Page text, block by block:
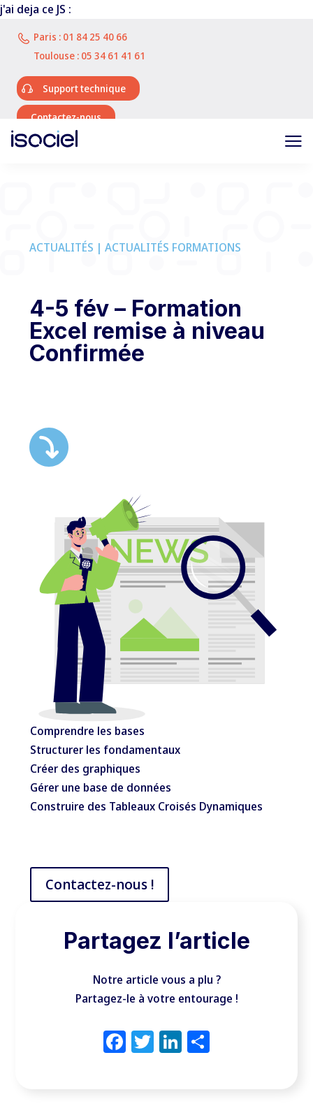
j'ai deja ce JS :
Paris : 01 84 25 40 66
Toulouse : 05 34 61 41 61
Support technique
Contactez-nous
ACTUALITÉS | ACTUALITÉS FORMATIONS
4-5 fév – Formation
Excel remise à niveau
Confirmée
Comprendre les bases
Structurer les fondamentaux
Créer des graphiques
Gérer une base de données
Construire des Tableaux Croisés Dynamiques
Contactez-nous !
Partagez l’article
Notre article vous a plu ?
Partagez-le à votre entourage !
Facebook
TwitterLinkedIn